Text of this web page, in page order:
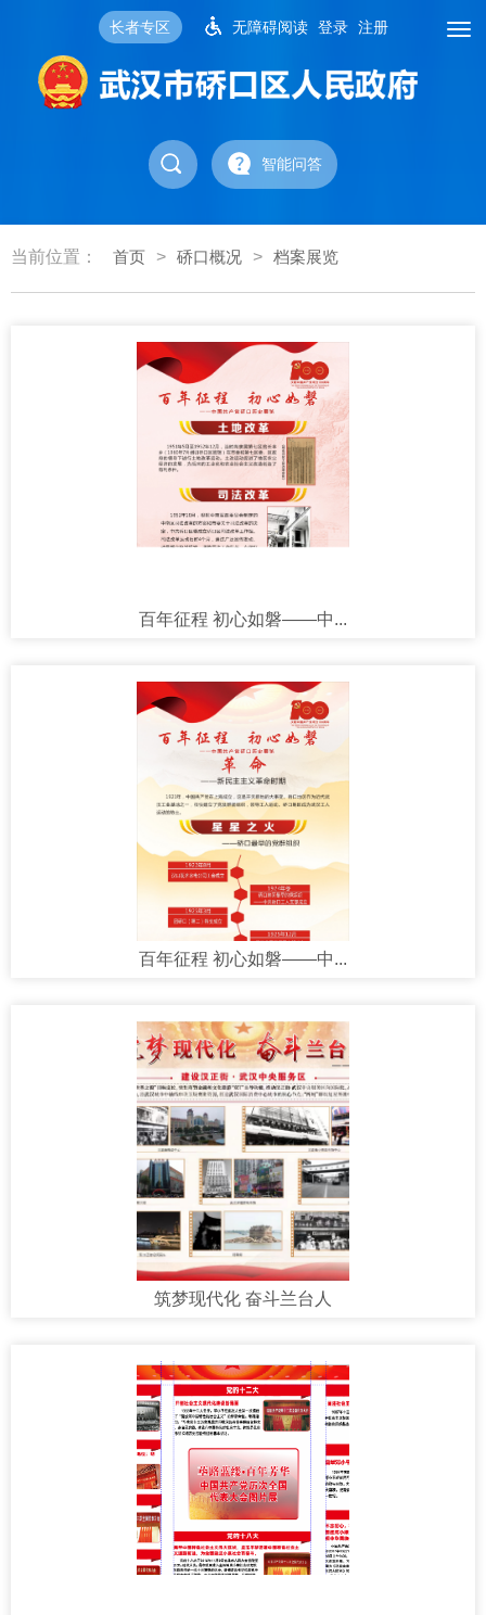
长者专区 无障碍阅读 登录 注册
智能问答
当前位置： 首页 > 硚口概况 > 档案展览
百年征程 初心如磐——中...
百年征程 初心如磐——中...
筑梦现代化 奋斗兰台人